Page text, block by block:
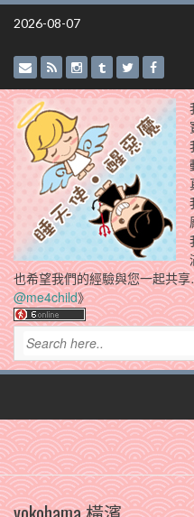
Skip
2026-08-07
也希望我們的經驗與您一起共
@me4child》